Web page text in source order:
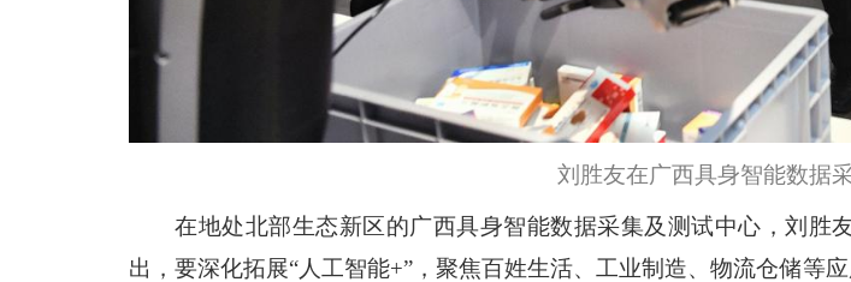
刘胜友在广西具身智能数据
在地处北部生态新区的广西具身智能数据采集及测试中心，刘
出，要深化拓展“人工智能+”，聚焦百姓生活、工业制造、物流仓储等